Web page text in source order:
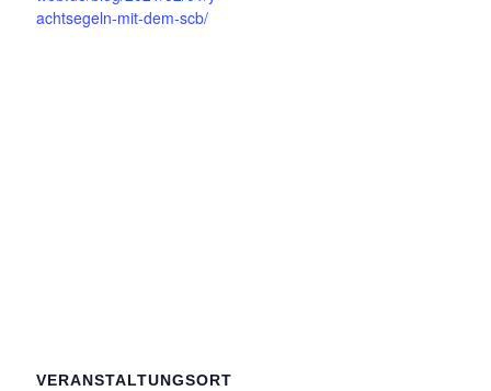
achtsegeln-mit-dem-scb/
VERANSTALTUNGSORT